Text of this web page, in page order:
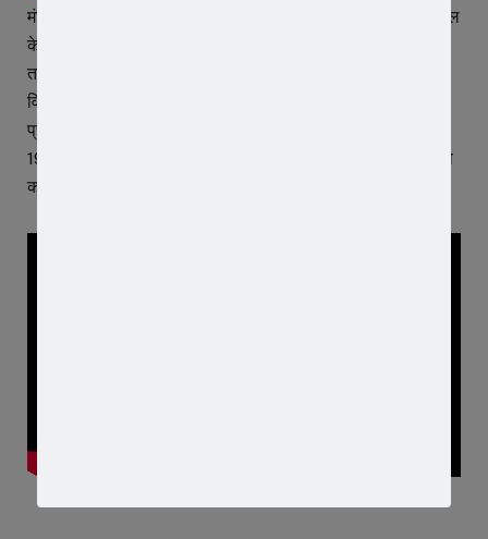
मंजिल को पाने की राह में खर्च करते है। स्थानीय सेंट पाल कॉन्वेन्ट स्कूल
के विद्यार्थी मोहित मौर्य आगामी 5 जनवरी 2024 से 9 जनवरी 2024
तक सीनियर राष्ट्रीय हैण्ड बॉल प्रतियोगीता मे हिसार ( हरियाणा) में
विद्यालय का प्रतिनिधित्व करेंगें। साथ ही जूनियर राष्ट्रीय हैण्ड बॉल
प्रतियोगीता में आदित्य पांचाल और परीक्षित शर्मा 15 दिसंबर 2023 से
19 दिसंबर 2023 तक शिवपुरी (मध्य प्रदेश)मे विद्यालय का प्रतिनिधित्व
करेंगें।